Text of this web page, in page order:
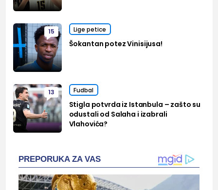
15 Lige petice
Šokantan potez Vinisijusa!
13 Fudbal
Stigla potvrda iz Istanbula – zašto su
odustali od Salaha i izabrali
Vlahovića?
PREPORUKA ZA VAS